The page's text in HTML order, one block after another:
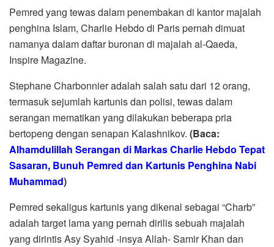
Pemred yang tewas dalam penembakan di kantor majalah
penghina Islam, Charlie Hebdo di Paris pernah dimuat
namanya dalam daftar buronan di majalah al-Qaeda,
Inspire Magazine.
Stephane Charbonnier adalah salah satu dari 12 orang,
termasuk sejumlah kartunis dan polisi, tewas dalam
serangan mematikan yang dilakukan beberapa pria
bertopeng dengan senapan Kalashnikov. (Baca:
Alhamdulillah Serangan di Markas Charlie Hebdo Tepat
Sasaran, Bunuh Pemred dan Kartunis Penghina Nabi
Muhammad)
Pemred sekaligus kartunis yang dikenal sebagai “Charb”
adalah target lama yang pernah dirilis sebuah majalah
yang dirintis Asy Syahid -insya Allah- Samir Khan dan